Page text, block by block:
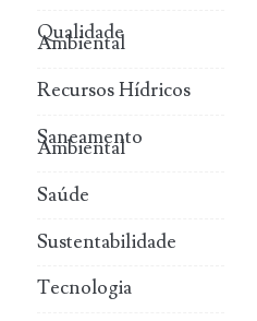
Qualidade
Ambiental
Recursos Hídricos
Saneamento
Ambiental
Saúde
Sustentabilidade
Tecnologia